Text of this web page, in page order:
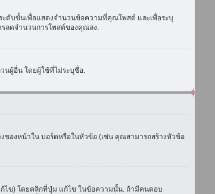
ดับขั้นเพื่อแสดงจำนวนข้อความที่คุณโพสต์ และเพื่อระบุ
รลดจำนวนการโพสต์ของคุณลง.
นผู้อื่น โดยผู้ใช้ที่ไม่ระบุชื่อ.
องหน้าใน บอร์ดหรือในหัวข้อ (เช่น คุณสามารถสร้างหัวข้อ
ไข) โดยคลิกที่ปุ่ม แก้ไข ในข้อความนั้น. ถ้ามีคนตอบ